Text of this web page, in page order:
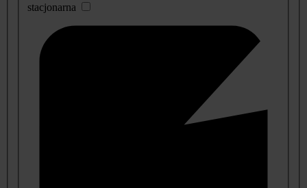
stacjonarna